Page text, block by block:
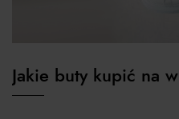
Jakie buty kupić na